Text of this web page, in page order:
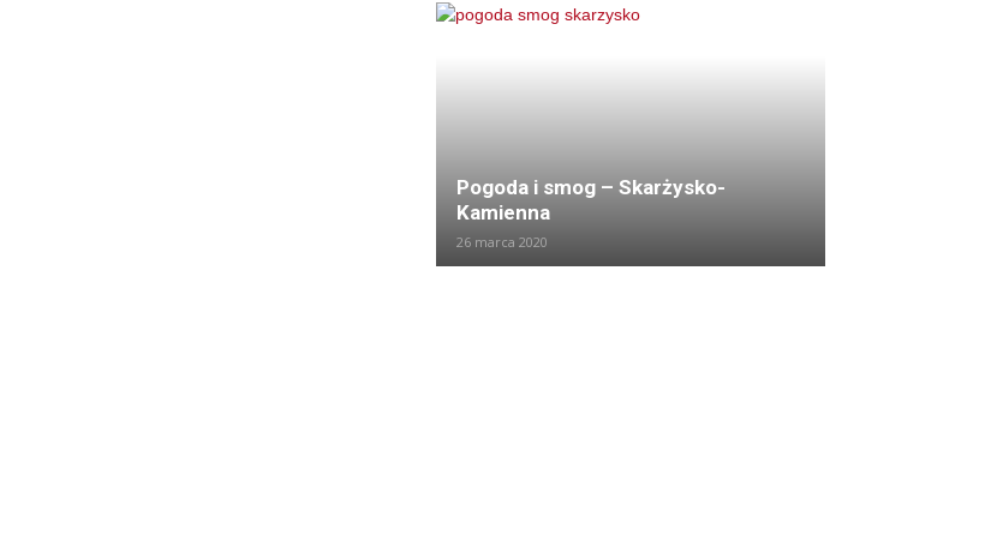
Pogoda i smog – Skarżysko-
Kamienna
26 marca 2020